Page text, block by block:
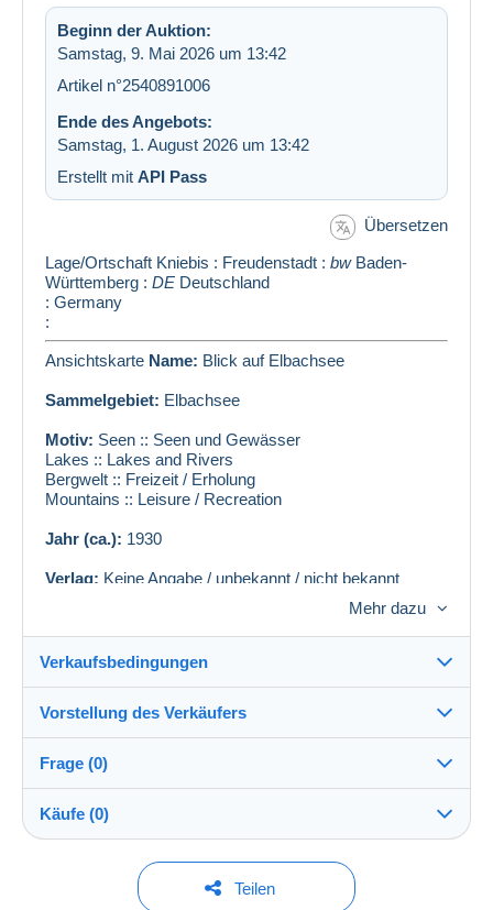
Beginn der Auktion:
Samstag, 9. Mai 2026 um 13:42
Artikel n°2540891006
Ende des Angebots:
Samstag, 1. August 2026 um 13:42
Erstellt mit API Pass
Übersetzen
Lage/Ortschaft Kniebis : Freudenstadt : bw Baden-
Württemberg : DE Deutschland
: Germany
:
Ansichtskarte Name: Blick auf Elbachsee
Sammelgebiet: Elbachsee
Motiv: Seen :: Seen und Gewässer
Lakes :: Lakes and Rivers
Bergwelt :: Freizeit / Erholung
Mountains :: Leisure / Recreation
Jahr (ca.): 1930
Verlag: Keine Angabe / unbekannt / nicht bekannt
Infos:Kurhaus u. Wintersportplatz Kniebis-Lamm 935
m. ü. M.
AKLEX#ID:8990
BEEAT#ID:
Mehr dazu
Verkaufsbedingungen
Verkaufsbedingungen im Detail
Versand nach Zahlung innerhalb von 1 Tagen
Vorstellung des Verkäufers
ak-lexikon100%(9788x)
PRO
Shop
Frage (0)
Um eine Frage stellen zu können, müssen Sie
eingeloggt sein.
Käufe (0)
Letzte Aktualisierung: 07:29:06
Teilen